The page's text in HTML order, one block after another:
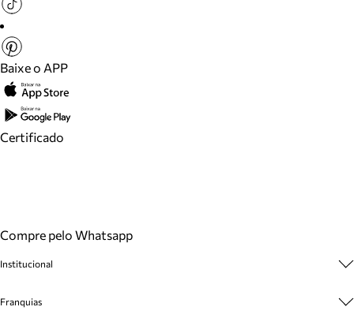
Baixe o APP
Certificado
Compre pelo Whatsapp
Institucional
Cashback
Franquias